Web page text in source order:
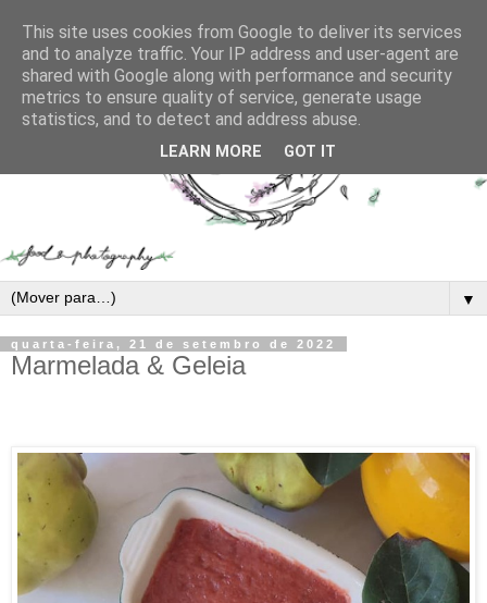
▼
quarta-feira, 21 de setembro de 2022
Marmelada & Geleia
This site uses cookies from Google to deliver its services
and to analyze traffic. Your IP address and user-agent are
shared with Google along with performance and security
metrics to ensure quality of service, generate usage
statistics, and to detect and address abuse.
LEARN MORE GOT IT